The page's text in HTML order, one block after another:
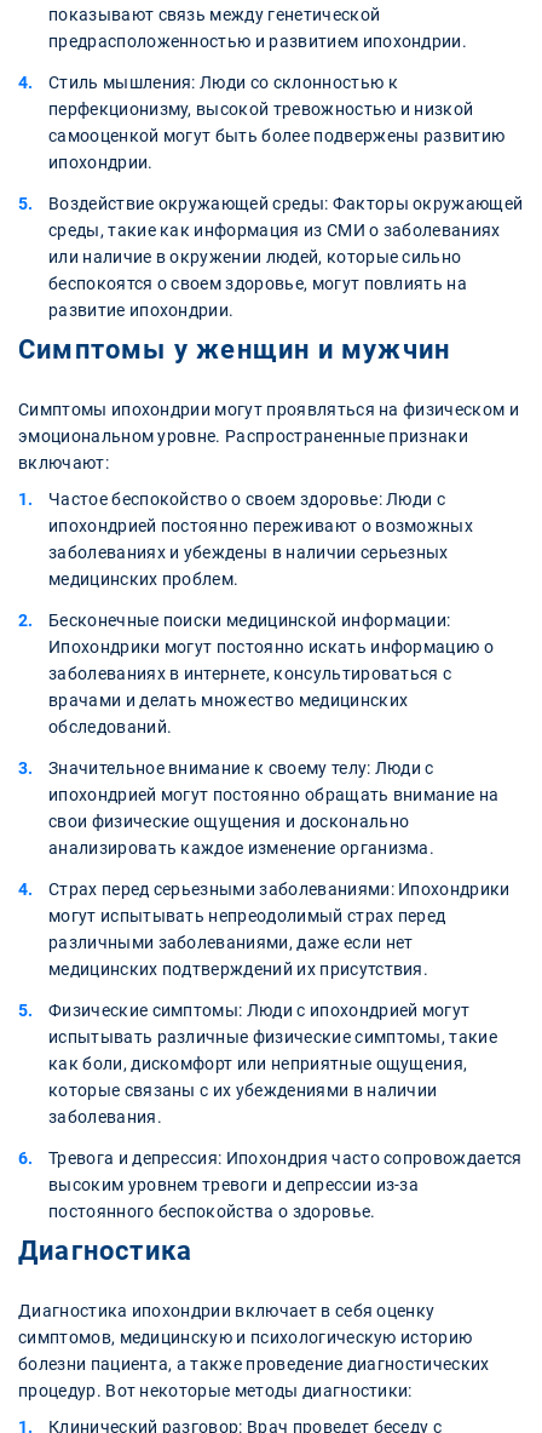
показывают связь между генетической
предрасположенностью и развитием ипохондрии.
Стиль мышления: Люди со склонностью к
перфекционизму, высокой тревожностью и низкой
самооценкой могут быть более подвержены развитию
ипохондрии.
Воздействие окружающей среды: Факторы окружающей
среды, такие как информация из СМИ о заболеваниях
или наличие в окружении людей, которые сильно
беспокоятся о своем здоровье, могут повлиять на
развитие ипохондрии.
Симптомы у женщин и мужчин
Симптомы ипохондрии могут проявляться на физическом и
эмоциональном уровне. Распространенные признаки
включают:
Частое беспокойство о своем здоровье: Люди с
ипохондрией постоянно переживают о возможных
заболеваниях и убеждены в наличии серьезных
медицинских проблем.
Бесконечные поиски медицинской информации:
Ипохондрики могут постоянно искать информацию о
заболеваниях в интернете, консультироваться с
врачами и делать множество медицинских
обследований.
Значительное внимание к своему телу: Люди с
ипохондрией могут постоянно обращать внимание на
свои физические ощущения и досконально
анализировать каждое изменение организма.
Страх перед серьезными заболеваниями: Ипохондрики
могут испытывать непреодолимый страх перед
различными заболеваниями, даже если нет
медицинских подтверждений их присутствия.
Физические симптомы: Люди с ипохондрией могут
испытывать различные физические симптомы, такие
как боли, дискомфорт или неприятные ощущения,
которые связаны с их убеждениями в наличии
заболевания.
Тревога и депрессия: Ипохондрия часто сопровождается
высоким уровнем тревоги и депрессии из-за
постоянного беспокойства о здоровье.
Диагностика
Диагностика ипохондрии включает в себя оценку
симптомов, медицинскую и психологическую историю
болезни пациента, а также проведение диагностических
процедур. Вот некоторые методы диагностики:
Клинический разговор: Врач проведет беседу с